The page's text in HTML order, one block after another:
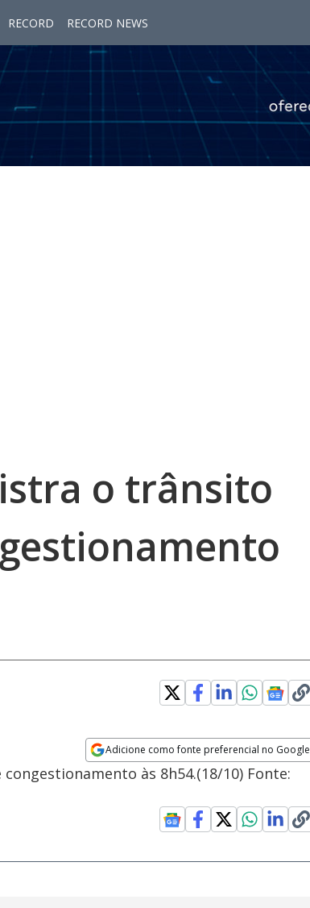
RECORD RECORD NEWS
o trânsito
Adicione como fonte preferencial no Google
Opens in new window
às 8h54.(18/10) Fonte: